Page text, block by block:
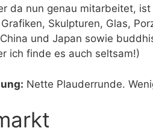
da nun genau mitarbeitet,
Skulpturen, Glas,
und Japan sowie
ich finde es auch seltsam!)
Nette Plauderrunde.